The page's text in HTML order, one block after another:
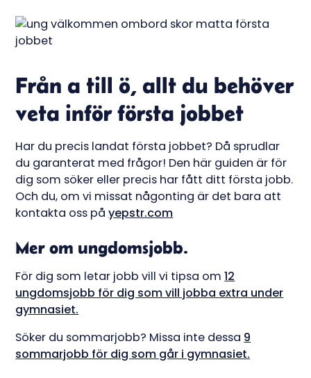
Från a till ö, allt du behöver
veta inför första jobbet
Har du precis landat första jobbet? Då sprudlar
du garanterat med frågor! Den här guiden är för
dig som söker eller precis har fått ditt första jobb.
Och du, om vi missat någonting är det bara att
kontakta oss påyepstr.com
Mer om ungdomsjobb.
För dig som letar jobb vill vi tipsa om12
ungdomsjobb för dig som vill jobba extra under
gymnasiet.
Söker du sommarjobb? Missa inte dessa 9
sommarjobb för dig som går i gymnasiet.